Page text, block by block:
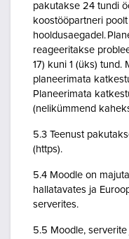
pakutakse 24 tundi
koostööpartneri
hooldusaegadel.
reageeritakse
17) kuni 1 (üks)
planeerimata
Planeerimata
(nelikümmend
5.3 Teenust
(https).
5.4 Moodle on
hallatavates ja
serverites.
5.5 Moodle,